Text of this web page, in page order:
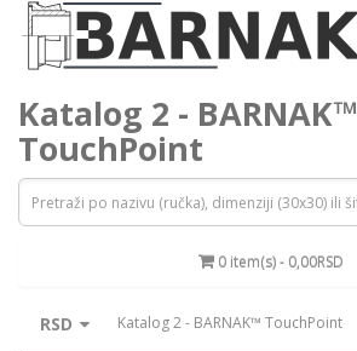
Katalog 2 - BARNAK™
TouchPoint
0 item(s) - 0,00RSD
RSD Katalog 2 - BARNAK™ TouchPoint